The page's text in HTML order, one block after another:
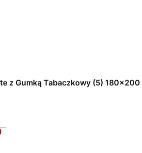
z Gumką Tabaczkowy (5) 180x200
w koszyku: 0. Zobacz szczegóły